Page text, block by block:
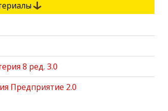
8 ред. 3.0
Предприятие 2.0